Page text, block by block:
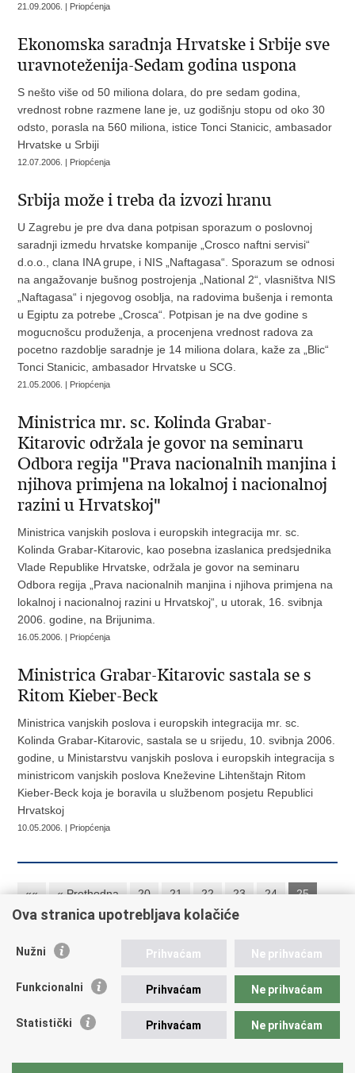
21.09.2006. | Priopćenja
Ekonomska saradnja Hrvatske i Srbije sve
uravnoteženija-Sedam godina uspona
S nešto više od 50 miliona dolara, do pre sedam godina,
vrednost robne razmene lane je, uz godišnju stopu od oko 30
odsto, porasla na 560 miliona, istice Tonci Stanicic, ambasador
Hrvatske u Srbiji
12.07.2006. | Priopćenja
Srbija može i treba da izvozi hranu
U Zagrebu je pre dva dana potpisan sporazum o poslovnoj
saradnji izmedu hrvatske kompanije „Crosco naftni servisi“
d.o.o., clana INA grupe, i NIS „Naftagasa“. Sporazum se odnosi
na angažovanje bušnog postrojenja „National 2“, vlasništva NIS
„Naftagasa“ i njegovog osoblja, na radovima bušenja i remonta
u Egiptu za potrebe „Crosca“. Potpisan je na dve godine s
mogucnošcu produženja, a procenjena vrednost radova za
pocetno razdoblje saradnje je 14 miliona dolara, kaže za „Blic“
Tonci Stanicic, ambasador Hrvatske u SCG.
21.05.2006. | Priopćenja
Ministrica mr. sc. Kolinda Grabar-
Kitarovic održala je govor na seminaru
Odbora regija "Prava nacionalnih manjina i
njihova primjena na lokalnoj i nacionalnoj
razini u Hrvatskoj"
Ministrica vanjskih poslova i europskih integracija mr. sc.
Kolinda Grabar-Kitarovic, kao posebna izaslanica predsjednika
Vlade Republike Hrvatske, održala je govor na seminaru
Odbora regija „Prava nacionalnih manjina i njihova primjena na
lokalnoj i nacionalnoj razini u Hrvatskoj“, u utorak, 16. svibnja
2006. godine, na Brijunima.
16.05.2006. | Priopćenja
Ministrica Grabar-Kitarovic sastala se s
Ritom Kieber-Beck
Ministrica vanjskih poslova i europskih integracija mr. sc.
Kolinda Grabar-Kitarovic, sastala se u srijedu, 10. svibnja 2006.
godine, u Ministarstvu vanjskih poslova i europskih integracija s
ministricom vanjskih poslova Kneževine Lihtenštajn Ritom
Kieber-Beck koja je boravila u službenom posjetu Republici
Hrvatskoj
10.05.2006. | Priopćenja
«« « Prethodna 20 21 22 23 24
25
26
Sljedeća »
Republika Hrvatska
Trg N.Š. Zrinskog 7-8, 10000 Zagreb
fax: +385 (0)1 4551 795, +385 (0)1 4920 149
Ova stranica upotrebljava kolačiće
Nužni Prihvaćam Ne prihvaćam
Funkcionalni Prihvaćam Ne prihvaćam
Statistički Prihvaćam Ne prihvaćam